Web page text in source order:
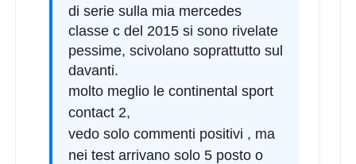
C B 70
di serie sulla mia mercedes
classe c del 2015 si sono rivelate
pessime, scivolano soprattutto sul
davanti.
molto meglio le continental sport
contact 2,
vedo solo commenti positivi , ma
nei test arrivano solo 5 posto o